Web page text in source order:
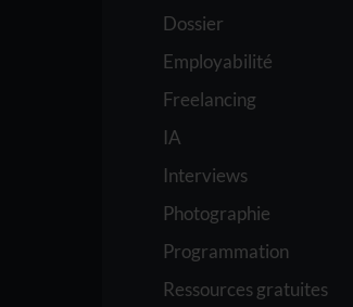
Dossier
Employabilité
Freelancing
IA
Interviews
Photographie
Programmation
Ressources gratuites